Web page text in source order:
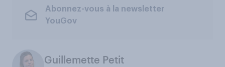
Abonnez-vous à la newsletter
YouGov
Guillemette Petit